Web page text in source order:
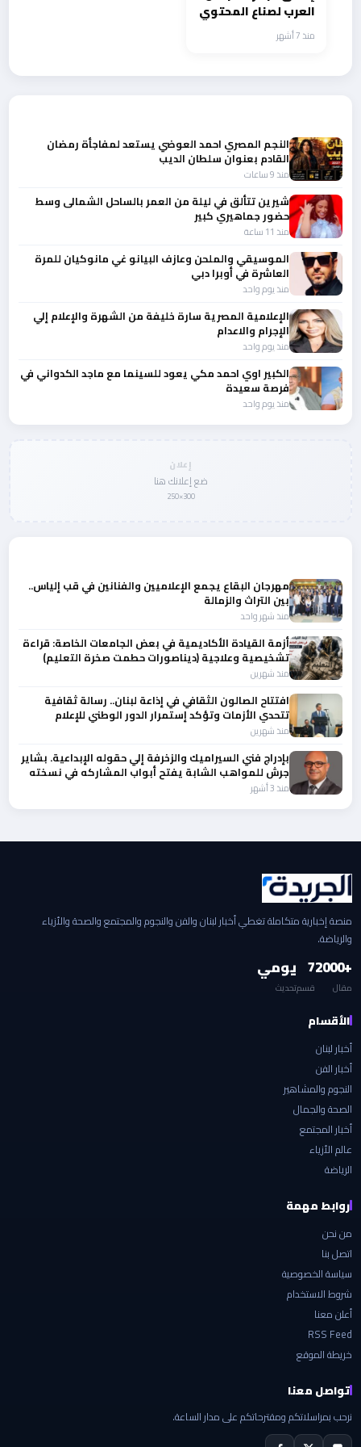
العرب لصناع المحتوي
تحت رعاية وزارة
الثقافة المصرية
منذ 7 أشهر
النجم المصري احمد العوضي يستعد لمفاجأة رمضان
القادم بعنوان سلطان الديب
منذ 9 ساعات
شيرين تتألق في ليلة من العمر بالساحل الشمالى وسط
حضور جماهيري كبير
منذ 11 ساعة
الموسيقي والملحن وعازف البيانو غي مانوكيان للمرة
العاشرة في أوبرا دبي
منذ يوم واحد
الإعلامية المصرية سارة خليفة من الشهرة والإعلام إلي
الإجرام والاعدام
منذ يوم واحد
الكبير اوي احمد مكي يعود للسينما مع ماجد الكدواني في
فرصة سعيدة
منذ يوم واحد
إعلان
ضع إعلانك هنا
300×250
مهرجان البقاع يجمع الإعلاميين والفنانين في قب إلياس..
بين التراث والزمالة
منذ شهر واحد
أزمة القيادة الأكاديمية في بعض الجامعات الخاصة: قراءة
تشخيصية وعلاجية (ديناصورات حطمت صخرة التعليم)
منذ شهرين
افتتاح الصالون الثقافي في إذاعة لبنان.. رسالة ثقافية
تتحدي الأزمات وتؤكد إستمرار الدور الوطني للإعلام
الرسمي
منذ شهرين
بإدراج فني السيراميك والزخرفة إلي حقوله الإبداعية. بشاير
جرش للمواهب الشابة يفتح أبواب المشاركه في نسخته
13
منذ 3 أشهر
منصة إخبارية متكاملة تغطي أخبار لبنان والفن والنجوم والمجتمع والصحة والأزياء
والرياضة.
+2000
مقال
7
قسم
يومي
تحديث
الأقسام
أخبار لبنان
أخبار الفن
النجوم والمشاهير
الصحة والجمال
أخبار المجتمع
عالم الأزياء
الرياضة
روابط مهمة
من نحن
اتصل بنا
سياسة الخصوصية
شروط الاستخدام
أعلن معنا
RSS Feed
خريطة الموقع
تواصل معنا
نرحب بمراسلاتكم ومقترحاتكم على مدار الساعة.